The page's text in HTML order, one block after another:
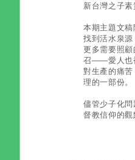
新台灣之子素
本期主題文
找到活水泉
更多需要照
召——愛人也
對生產的痛
理的一部份。
儘管少子化
督教信仰的觀